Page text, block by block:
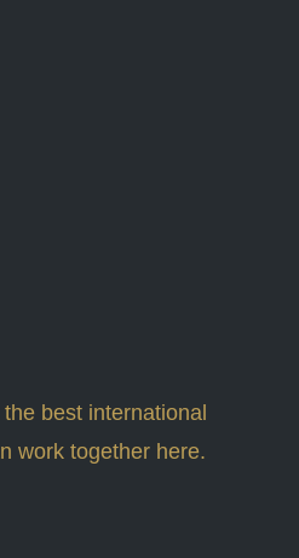
best international
work together here.